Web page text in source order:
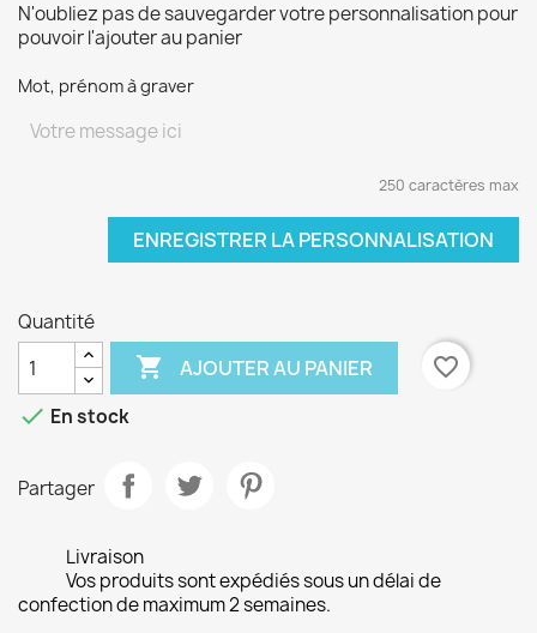
N'oubliez pas de sauvegarder votre personnalisation pour
pouvoir l'ajouter au panier
Mot, prénom à graver
250 caractères max
ENREGISTRER LA PERSONNALISATION
Quantité
 AJOUTER AU PANIER
favorite_border
 En stock
Partager
Livraison
Vos produits sont expédiés sous un délai de
confection de maximum 2 semaines.